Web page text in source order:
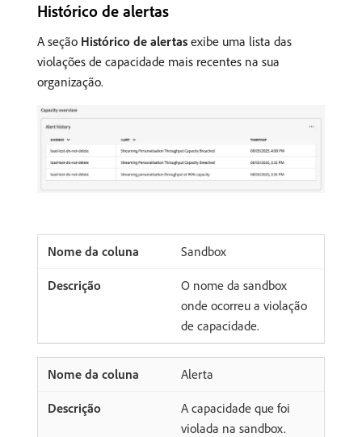
Histórico de alertas
A seção Histórico de alertas exibe uma lista das
violações de capacidade mais recentes na sua
organização.
Sandbox
O nome da sandbox
onde ocorreu a violação
de capacidade.
Alerta
A capacidade que foi
violada na sandbox.